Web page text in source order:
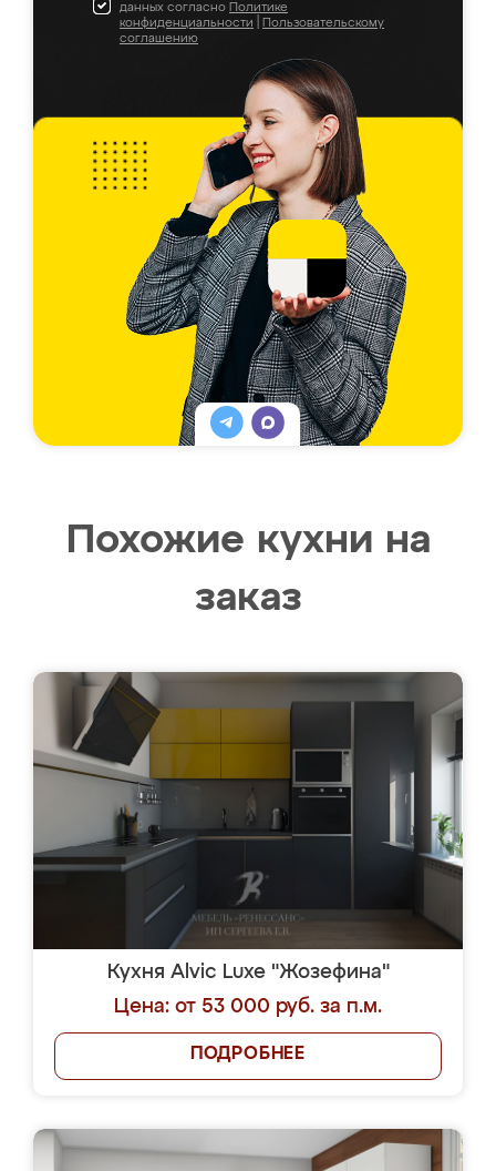
данных согласно Политике
конфиденциальности
Пользовательскому
соглашению
Похожие кухни на
заказ
Кухня Alvic Luxe "Жозефина"
Цена: от 53 000 руб. за п.м.
ПОДРОБНЕЕ